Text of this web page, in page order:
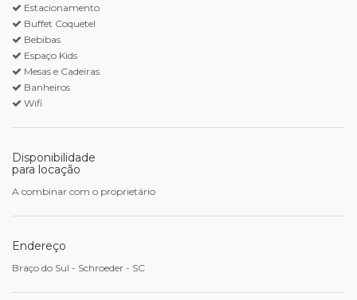
Estacionamento
Buffet Coquetel
Bebibas
Espaço Kids
Mesas e Cadeiras
Banheiros
Wifi
Disponibilidade
para locação
A combinar com o proprietário
Endereço
Braço do Sul - Schroeder - SC